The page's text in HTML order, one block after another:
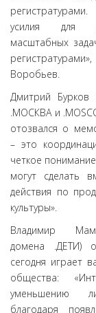
усилия для
масштабных
Воробьев.
Дмитрий Бурков
.МОСКВА и
отозвался о
– это
четкое
могут сделать
действия по
культуры».
Владимир
домена .ДЕТИ)
сегодня играет
общества:
уменьшению
благодаря